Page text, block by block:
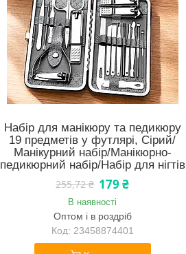
Набір для манікюру та педикюру
19 предметів у футлярі, Сірий/
Манікурний набір/Манікюрно-
педикюрний набір/Набір для нігтів
255,72 ₴ 179 ₴
В наявності
Оптом і в роздріб
23458874401